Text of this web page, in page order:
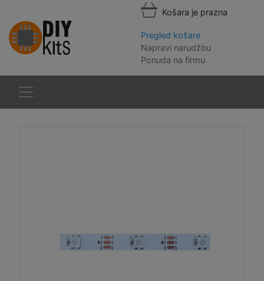
Košara je prazna
Pregled košare
Napravi narudžbu
Ponuda na firmu